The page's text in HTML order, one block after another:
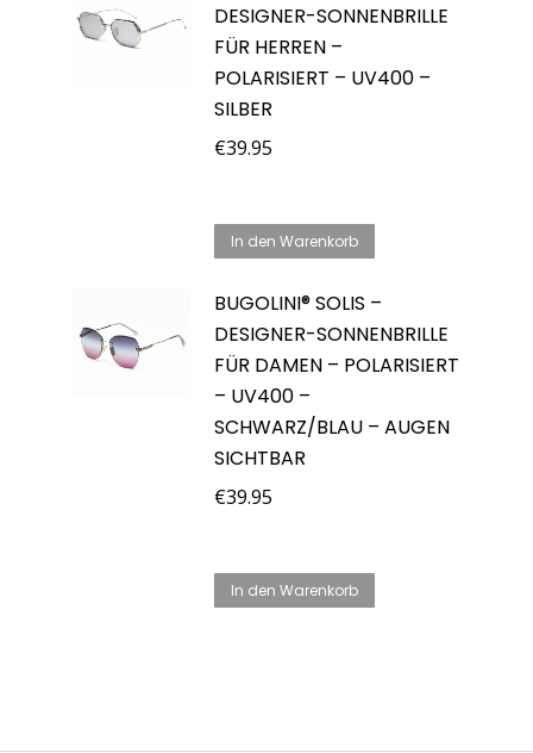
DESIGNER-SONNENBRILLE
FÜR HERREN –
POLARISIERT – UV400 –
SILBER
€39.95
In den Warenkorb
BUGOLINI® SOLIS –
DESIGNER-SONNENBRILLE
FÜR DAMEN – POLARISIERT
– UV400 –
SCHWARZ/BLAU – AUGEN
SICHTBAR
€39.95
In den Warenkorb